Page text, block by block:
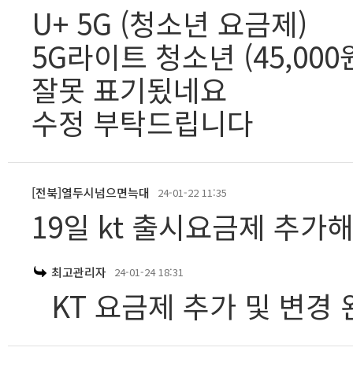
U+ 5G (청소년 요금제)
5G라이트 청소년
잘못 표기됬네요
수정 부탁드립니다
[전북]열두시넘으면늑대 24-01-22 11:35
19일 kt 출시요금제 추가
최고관리자 24-01-24 18:31
KT 요금제 추가 및 변경